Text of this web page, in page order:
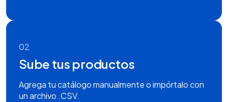
02
Sube tus productos
Agrega tu catálogo manualmente o impórtalo con
un archivo .CSV.